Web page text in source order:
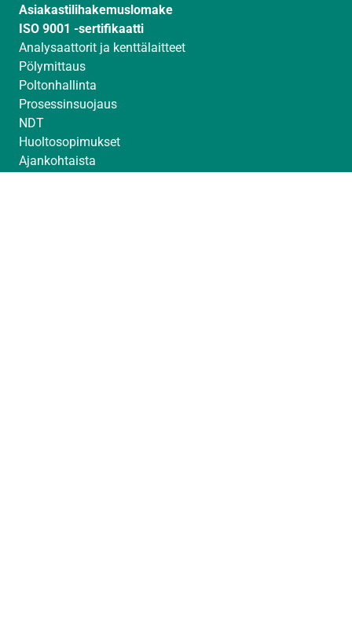
Asiakastilihakemuslomake
ISO 9001 -sertifikaatti
Analysaattorit ja kenttälaitteet
Pölymittaus
Poltonhallinta
Prosessinsuojaus
NDT
Huoltosopimukset
Ajankohtaista